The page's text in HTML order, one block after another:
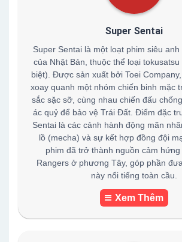
Super Sentai
Super Sentai là một loạt phim siêu
của Nhật Bản, thuộc thể loại
biệt). Được sản xuất bởi Toei
xoay quanh một nhóm chiến binh mặc
sắc sặc sỡ, cùng nhau chiến đấu
ác quỷ để bảo vệ Trái Đất. Điểm đặc
Sentai là các cảnh hành động mãn
lồ (mecha) và sự kết hợp đồng đội
phim đã trở thành nguồn cảm
Rangers ở phương Tây, góp phần
này nổi tiếng toàn cầu.
Xem Thêm